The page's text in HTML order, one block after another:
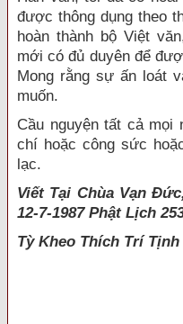
được thông dụng theo
hoàn thành bộ Việt
mới có đủ duyên để
Mong rằng sự ấn loát
muốn.
Cầu nguyện tất cả mọi
chí hoặc công sức
lạc.
Viết Tại Chùa Vạn
12-7-1987 Phật Lịch
Tỳ Kheo Thích Trí Tịnh